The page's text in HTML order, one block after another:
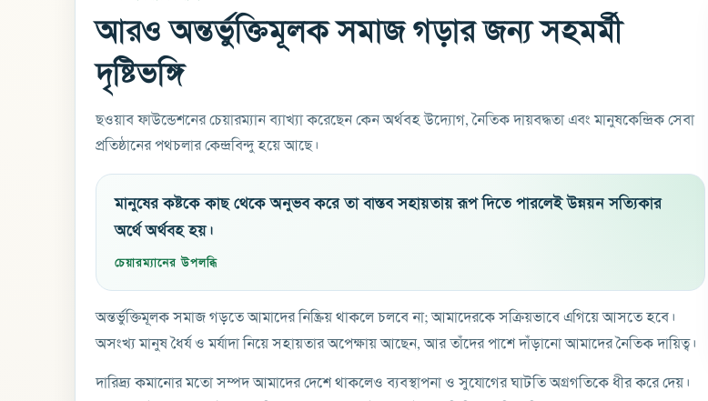
আরও অন্তর্ভুক্তিমূলক সমাজ গড়ার জন্য সহমর্মী
দৃষ্টিভঙ্গি
ছওয়াব ফাউন্ডেশনের চেয়ারম্যান ব্যাখ্যা করেছেন কেন অর্থবহ উদ্যোগ, নৈতিক দায়বদ্ধতা এবং মানুষকেন্দ্রিক সেবা
প্রতিষ্ঠানের পথচলার কেন্দ্রবিন্দু হয়ে আছে।
মানুষের কষ্টকে কাছ থেকে অনুভব করে তা বাস্তব সহায়তায় রূপ দিতে পারলেই উন্নয়ন সত্যিকার
অর্থে অর্থবহ হয়।
চেয়ারম্যানের উপলব্ধি
অন্তর্ভুক্তিমূলক সমাজ গড়তে আমাদের নিষ্ক্রিয় থাকলে চলবে না; আমাদেরকে সক্রিয়ভাবে এগিয়ে আসতে হবে।
অসংখ্য মানুষ ধৈর্য ও মর্যাদা নিয়ে সহায়তার অপেক্ষায় আছেন, আর তাঁদের পাশে দাঁড়ানো আমাদের নৈতিক দায়িত্ব।
দারিদ্র্য কমানোর মতো সম্পদ আমাদের দেশে থাকলেও ব্যবস্থাপনা ও সুযোগের ঘাটতি অগ্রগতিকে ধীর করে দেয়।